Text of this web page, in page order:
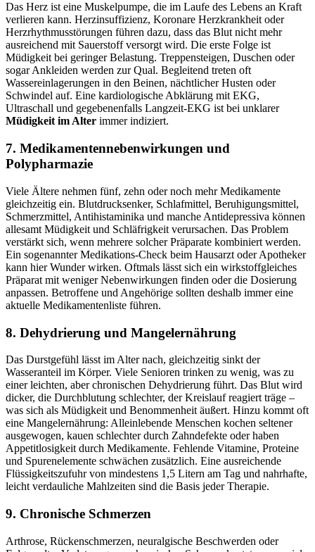
Das Herz ist eine Muskelpumpe, die im Laufe des Lebens an Kraft
verlieren kann. Herzinsuffizienz, Koronare Herzkrankheit oder
Herzrhythmusstörungen führen dazu, dass das Blut nicht mehr
ausreichend mit Sauerstoff versorgt wird. Die erste Folge ist
Müdigkeit bei geringer Belastung. Treppensteigen, Duschen oder
sogar Ankleiden werden zur Qual. Begleitend treten oft
Wassereinlagerungen in den Beinen, nächtlicher Husten oder
Schwindel auf. Eine kardiologische Abklärung mit EKG,
Ultraschall und gegebenenfalls Langzeit-EKG ist bei unklarer
Müdigkeit im Alter immer indiziert.
7. Medikamentennebenwirkungen und
Polypharmazie
Viele Ältere nehmen fünf, zehn oder noch mehr Medikamente
gleichzeitig ein. Blutdrucksenker, Schlafmittel, Beruhigungsmittel,
Schmerzmittel, Antihistaminika und manche Antidepressiva können
allesamt Müdigkeit und Schläfrigkeit verursachen. Das Problem
verstärkt sich, wenn mehrere solcher Präparate kombiniert werden.
Ein sogenannter Medikations-Check beim Hausarzt oder Apotheker
kann hier Wunder wirken. Oftmals lässt sich ein wirkstoffgleiches
Präparat mit weniger Nebenwirkungen finden oder die Dosierung
anpassen. Betroffene und Angehörige sollten deshalb immer eine
aktuelle Medikamentenliste führen.
8. Dehydrierung und Mangelernährung
Das Durstgefühl lässt im Alter nach, gleichzeitig sinkt der
Wasseranteil im Körper. Viele Senioren trinken zu wenig, was zu
einer leichten, aber chronischen Dehydrierung führt. Das Blut wird
dicker, die Durchblutung schlechter, der Kreislauf reagiert träge –
was sich als Müdigkeit und Benommenheit äußert. Hinzu kommt oft
eine Mangelernährung: Alleinlebende Menschen kochen seltener
ausgewogen, kauen schlechter durch Zahndefekte oder haben
Appetitlosigkeit durch Medikamente. Fehlende Vitamine, Proteine
und Spurenelemente schwächen zusätzlich. Eine ausreichende
Flüssigkeitszufuhr von mindestens 1,5 Litern am Tag und nahrhafte,
leicht verdauliche Mahlzeiten sind die Basis jeder Therapie.
9. Chronische Schmerzen
Arthrose, Rückenschmerzen, neuralgische Beschwerden oder